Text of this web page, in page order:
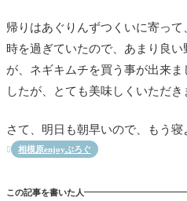
帰りはあぐりんずつくいに寄っ
時を過ぎていたので、あまり良
が、ネギキムチを買う事が出来
したが、とても美味しくいただき
さて、明日も朝早いので、もう寝
 相模原enjoyぶろぐ
この記事を書いた人